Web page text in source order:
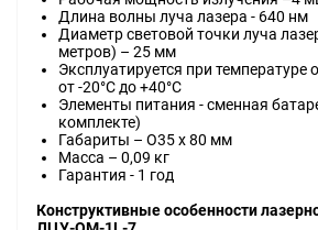
Длина волны луча лазера - 640 нм
Диаметр световой точки луча
метров) – 25 мм
Эксплуатируется при
от -20°С до +40°С
Элементы питания - сменная
комплекте)
Габариты – O35 х 80 мм
Масса – 0,09 кг
Гарантия - 1 год
Конструктивные особенности